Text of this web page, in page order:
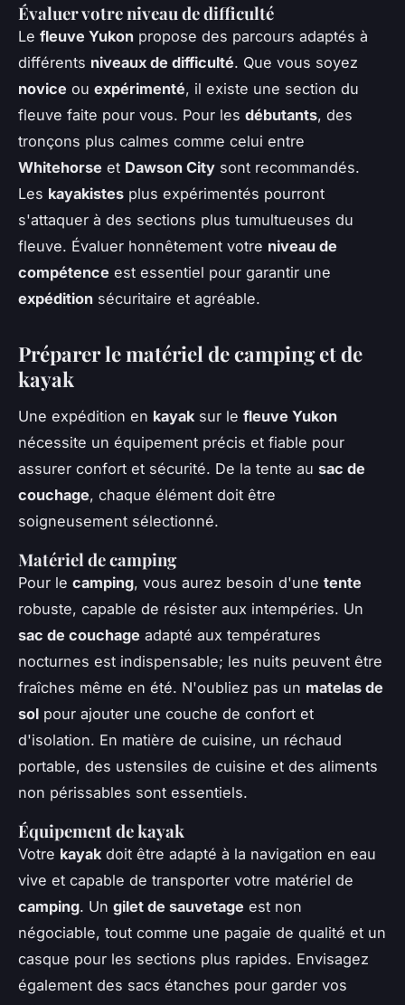
Évaluer votre niveau de difficulté
Le fleuve Yukon propose des parcours adaptés à
différents niveaux de difficulté. Que vous soyez
novice ou expérimenté, il existe une section du
fleuve faite pour vous. Pour les débutants, des
tronçons plus calmes comme celui entre
Whitehorse et Dawson City sont recommandés.
Les kayakistes plus expérimentés pourront
s'attaquer à des sections plus tumultueuses du
fleuve. Évaluer honnêtement votre niveau de
compétence est essentiel pour garantir une
expédition sécuritaire et agréable.
Préparer le matériel de camping et de
kayak
Une expédition en kayak sur le fleuve Yukon
nécessite un équipement précis et fiable pour
assurer confort et sécurité. De la tente au sac de
couchage, chaque élément doit être
soigneusement sélectionné.
Matériel de camping
Pour le camping, vous aurez besoin d'une tente
robuste, capable de résister aux intempéries. Un
sac de couchage adapté aux températures
nocturnes est indispensable; les nuits peuvent être
fraîches même en été. N'oubliez pas un matelas de
sol pour ajouter une couche de confort et
d'isolation. En matière de cuisine, un réchaud
portable, des ustensiles de cuisine et des aliments
non périssables sont essentiels.
Équipement de kayak
Votre kayak doit être adapté à la navigation en eau
vive et capable de transporter votre matériel de
camping. Un gilet de sauvetage est non
négociable, tout comme une pagaie de qualité et un
casque pour les sections plus rapides. Envisagez
également des sacs étanches pour garder vos